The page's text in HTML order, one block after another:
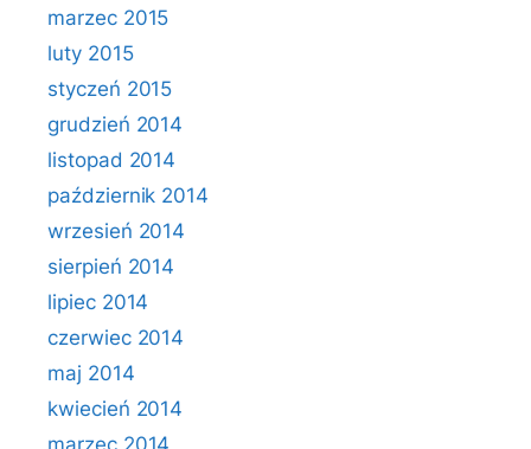
marzec 2015
luty 2015
styczeń 2015
grudzień 2014
listopad 2014
październik 2014
wrzesień 2014
sierpień 2014
lipiec 2014
czerwiec 2014
maj 2014
kwiecień 2014
marzec 2014